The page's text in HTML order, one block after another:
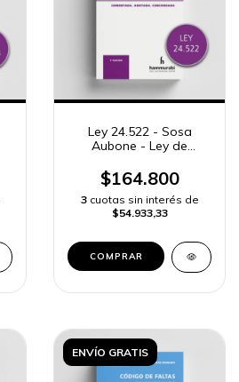
Ley 24.522 - Sosa
Aubone - Ley de
$164.800
3 cuotas sin interés de
$54.933,33
COMPRAR
ENVÍO GRATIS